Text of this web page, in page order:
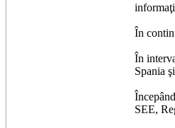
În
În
Spania
SEE,